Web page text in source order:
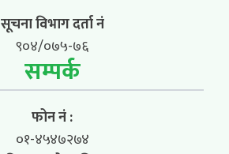
सूचना विभाग दर्ता नं
९०४/०७५-७६
सम्पर्क
फोन नं :
०१-४५४७२७४